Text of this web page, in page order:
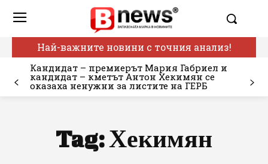
Най-важните новини с точния анализ!
Кандидат – премиерът Мария Габриел и
кандидат – кметът Антон Хекимян се
оказаха ненужни за листите на ГЕРБ
Tag:Хекимян